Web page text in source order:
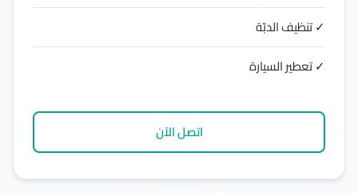
✓ تنظيف الدبّة
✓ تعطير السيارة
اتصل الآن